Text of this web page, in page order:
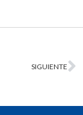
SIGUIENTE